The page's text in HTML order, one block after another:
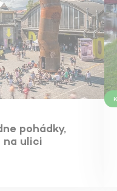
pohádky,
na ulici